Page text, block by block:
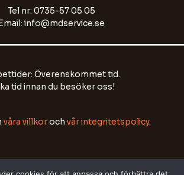
Tel nr: 0735-57 05 05
Email: info@mdservice.se
Överenskommet tid.
tid innan du besöker oss!
våra villkoroch vår integritetspolicy.
Start Chat